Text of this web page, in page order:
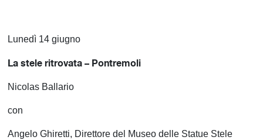
Lunedì 14 giugno
La stele ritrovata – Pontremoli
Nicolas Ballario
con
Angelo Ghiretti, Direttore del Museo delle Statue Stele